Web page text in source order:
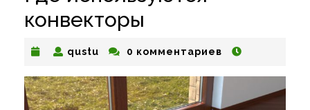
конвекторы
qustu qustu0 комментариев